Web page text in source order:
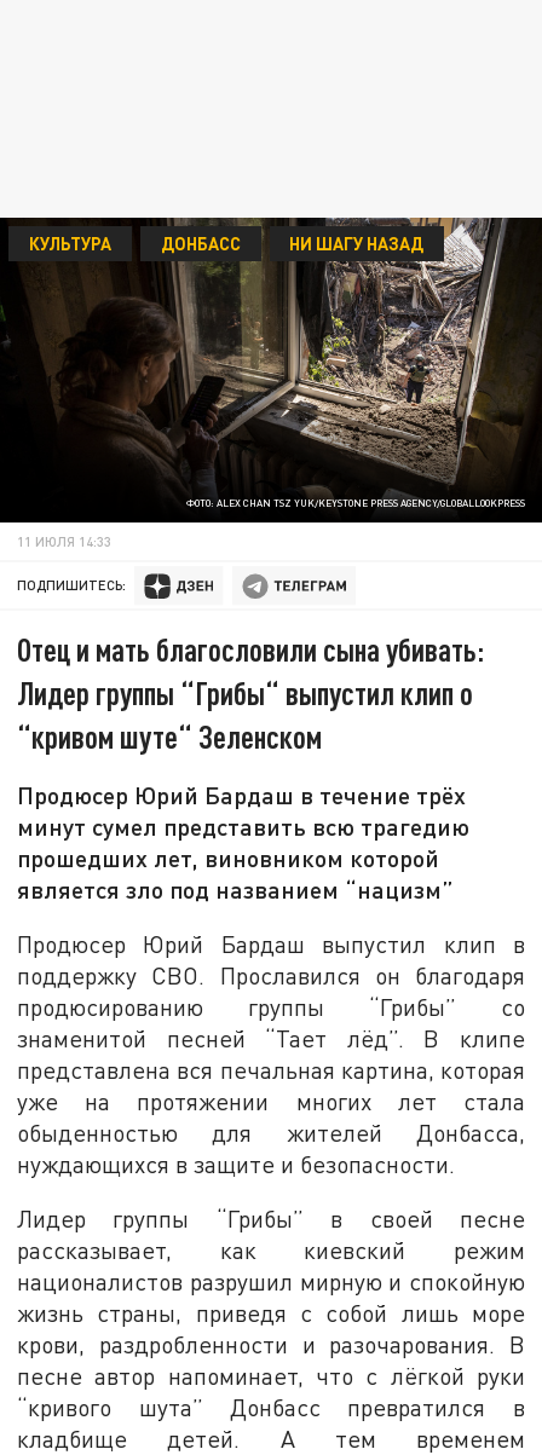
ФОТО: ALEX CHAN TSZ YUK/KEYSTONE PRESS AGENCY/GLOBALLOOKPRESS
КУЛЬТУРА ДОНБАСС НИ ШАГУ НАЗАД
11 ИЮЛЯ 14:33
ПОДПИШИТЕСЬ:
Отец и мать благословили сына убивать:
Лидер группы “Грибы“ выпустил клип о
“кривом шуте“ Зеленском
Продюсер Юрий Бардаш в течение трёх
минут сумел представить всю трагедию
прошедших лет, виновником которой
является зло под названием “нацизм”
Продюсер Юрий Бардаш выпустил клип в
поддержку СВО. Прославился он благодаря
продюсированию группы “Грибы” со
знаменитой песней “Тает лёд”. В клипе
представлена вся печальная картина, которая
уже на протяжении многих лет стала
обыденностью для жителей Донбасса,
нуждающихся в защите и безопасности.
Лидер группы “Грибы” в своей песне
рассказывает, как киевский режим
националистов разрушил мирную и спокойную
жизнь страны, приведя с собой лишь море
крови, раздробленности и разочарования. В
песне автор напоминает, что с лёгкой руки
“кривого шута” Донбасс превратился в
кладбище детей. А тем временем